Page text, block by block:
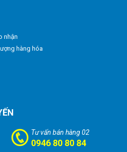
nhận
hàng hóa
Tư vấn bán hàng 02
0946 80 80 84